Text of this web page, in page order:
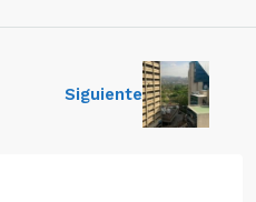
Siguiente